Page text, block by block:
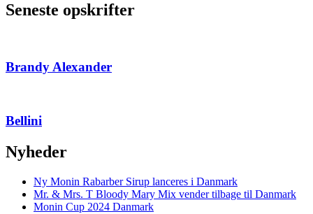
Seneste opskrifter
Brandy Alexander
Bellini
Nyheder
Ny Monin Rabarber Sirup lanceres i Danmark
Mr. & Mrs. T Bloody Mary Mix vender tilbage til Danmark
Monin Cup 2024 Danmark